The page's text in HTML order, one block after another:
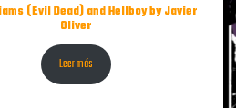
(Evil Dead) and Hellboy by Javier
Oliver
Leer más